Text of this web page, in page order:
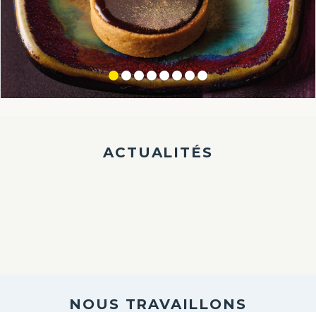
ACTUALITÉS
NOUS TRAVAILLONS